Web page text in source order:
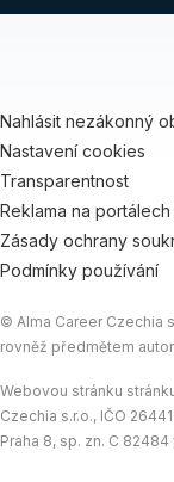
Nahlásit nezákonný
Nastavení cookies
Transparentnost
Reklama na
Zásady ochrany
Podmínky používání
© Alma Career Czechia
rovněž předmětem
Webovou stránku
Czechia s.r.o., IČO
Praha 8, sp. zn. C